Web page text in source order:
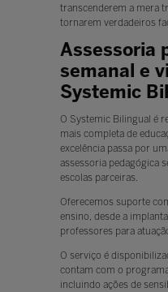
transcenderem a mera
tornarem verdadeiros
Assessoria
semanal e
Systemic
O Systemic Bilingual é
mais completa de
excelência passa por
assessoria pedagógica
escolas parceiras.
Oferecemos suporte
ensino, desde a
professores para
O serviço é
contam com o
incluindo ações de